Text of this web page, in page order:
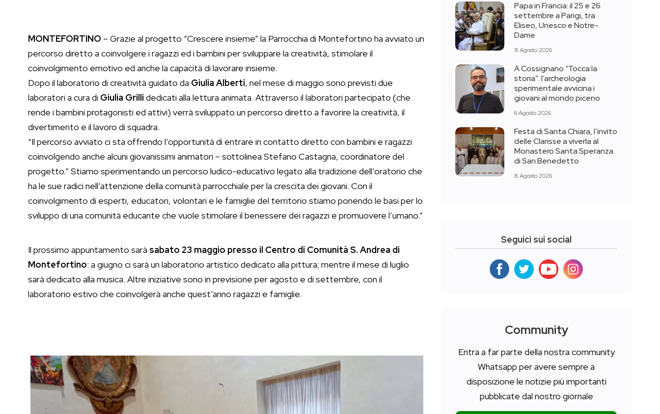
MONTEFORTINO – Grazie al progetto “Crescere insieme” la Parrocchia di Montefortino ha avviato un
percorso diretto a coinvolgere i ragazzi ed i bambini per sviluppare la creatività, stimolare il
coinvolgimento emotivo ed anche la capacità di lavorare insieme.
Dopo il laboratorio di creatività guidato da Giulia Alberti, nel mese di maggio sono previsti due
laboratori a cura di Giulia Grilli dedicati alla lettura animata. Attraverso il laboratori partecipato (che
rende i bambini protagonisti ed attivi) verrà sviluppato un percorso diretto a favorire la creatività, il
divertimento e il lavoro di squadra.
“Il percorso avviato ci sta offrendo l’opportunità di entrare in contatto diretto con bambini e ragazzi
coinvolgendo anche alcuni giovanissimi animatori – sottolinea Stefano Castagna, coordinatore del
progetto.” Stiamo sperimentando un percorso ludico-educativo legato alla tradizione dell’oratorio che
ha le sue radici nell’attenzione della comunità parrocchiale per la crescita dei giovani. Con il
coinvolgimento di esperti, educatori, volontari e le famiglie del territorio stiamo ponendo le basi per lo
sviluppo di una comunità educante che vuole stimolare il benessere dei ragazzi e promuovere l’umano.”
Il prossimo appuntamento sarà sabato 23 maggio presso il Centro di Comunità S. Andrea di
Montefortino: a giugno ci sarà un laboratorio artistico dedicato alla pittura; mentre il mese di luglio
sarà dedicato alla musica. Altre iniziative sono in previsione per agosto e di settembre, con il
laboratorio estivo che coinvolgerà anche quest’anno ragazzi e famiglie.
Papa in Francia: il 25 e 26
settembre a Parigi, tra
Eliseo, Unesco e Notre-
Dame
8 Agosto 2026
A Cossignano “Tocca la
storia”: l’archeologia
sperimentale avvicina i
giovani al mondo piceno
6 Agosto 2026
Festa di Santa Chiara, l’invito
delle Clarisse a viverla al
Monastero Santa Speranza
di San Benedetto
8 Agosto 2026
Seguici sui social
Community
Entra a far parte della nostra community
Whatsapp per avere sempre a
disposizione le notizie più importanti
pubblicate dal nostro giornale